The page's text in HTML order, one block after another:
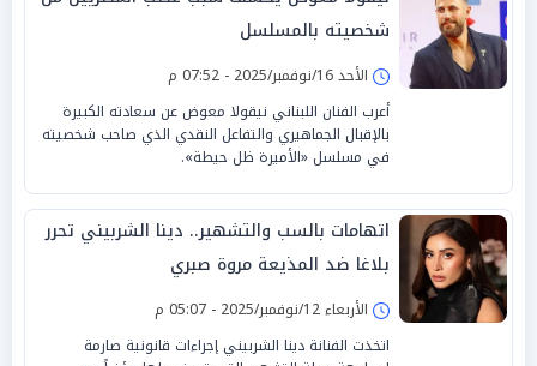
شخصيته بالمسلسل
الأحد 16/نوفمبر/2025 - 07:52 م
أعرب الفنان اللبناني نيقولا معوض عن سعادته الكبيرة
بالإقبال الجماهيري والتفاعل النقدي الذي صاحب شخصيته
في مسلسل «الأميرة ظل حيطة».
اتهامات بالسب والتشهير.. دينا الشربيني تحرر
بلاغا ضد المذيعة مروة صبري
الأربعاء 12/نوفمبر/2025 - 05:07 م
اتخذت الفنانة دينا الشربيني إجراءات قانونية صارمة